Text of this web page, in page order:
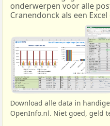
onderwerpen voor alle
Cranendonck als een
Download alle data in
OpenInfo.nl. Niet goed, geld